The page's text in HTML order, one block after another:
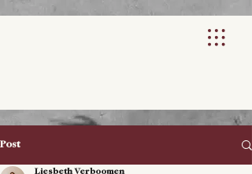
Post
Liesbeth Verboomen